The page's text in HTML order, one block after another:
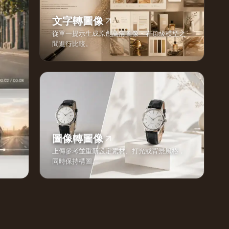
文字轉圖像
從單一提示生成原創高清圖像 - 在頂級模型之
間進行比較。
圖像轉圖像
上傳參考並重新設定素材、打光或背景風格，
同時保持構圖。